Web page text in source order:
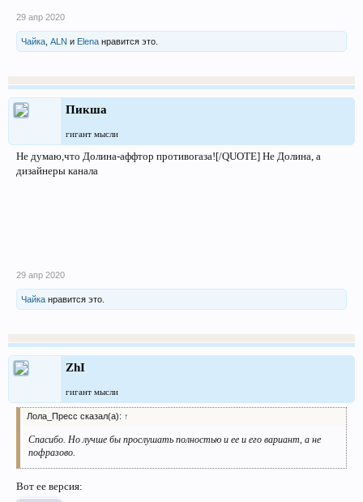
29 апр 2020
Чайка ALN и Elena нравится это.
Пикша
гигант мысли
Не думаю,что Долина-аффтор противогаза![/QUOTE] Не Долина, а
дизайнеры канала
29 апр 2020
Чайка нравится это.
ZhI
гигант мысли
Лола_Пресс сказал(а): ↑
Спасибо. Но лучше бы прослушать полностью и ее и его вариант, а не
пофразово.
Вот ее версия: